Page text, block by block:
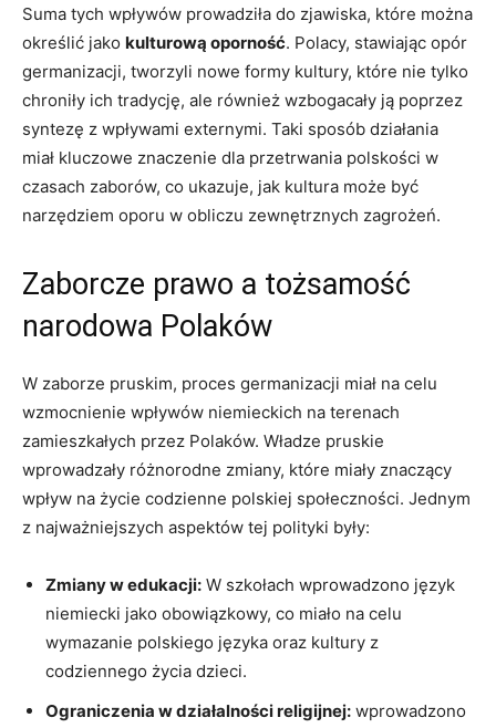
Suma tych wpływów prowadziła do zjawiska, które można
określić⁤ jako kulturową oporność. Polacy, stawiając opór
germanizacji, tworzyli nowe formy kultury, które nie tylko
chroniły ich tradycję, ale⁢ również wzbogacały ją poprzez
syntezę z wpływami externymi. Taki sposób działania
miał kluczowe⁣ znaczenie dla przetrwania​ polskości w
czasach zaborów, co ukazuje, jak‍ kultura może być
narzędziem oporu w obliczu zewnętrznych zagrożeń.
Zaborcze prawo a tożsamość⁢
narodowa Polaków
W zaborze pruskim, ‍proces germanizacji miał ⁣na celu
wzmocnienie wpływów niemieckich⁤ na terenach
zamieszkałych przez ⁤Polaków. Władze pruskie
wprowadzały różnorodne zmiany, które miały znaczący
wpływ na życie codzienne polskiej społeczności. Jednym
⁢z najważniejszych aspektów tej polityki były:
Zmiany w edukacji: W szkołach⁣ wprowadzono język
niemiecki jako obowiązkowy, ⁢co miało na celu
wymazanie polskiego języka oraz kultury z
‌codziennego życia dzieci.
Ograniczenia ‍w działalności religijnej: wprowadzono